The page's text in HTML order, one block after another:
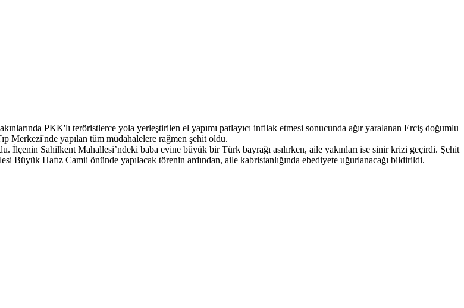
PKK'lı teröristlerce yola yerleştirilen el yapımı patlayıcı infilak etmesi sonucunda ağır yaralanan Erciş doğumlu
Merkezi'nde yapılan tüm müdahalelere rağmen şehit oldu.
İlçenin Sahilkent Mahallesi’ndeki baba evine büyük bir Türk bayrağı asılırken, aile yakınları ise sinir krizi geçirdi. Şehit
Büyük Hafız Camii önünde yapılacak törenin ardından, aile kabristanlığında ebediyete uğurlanacağı bildirildi.